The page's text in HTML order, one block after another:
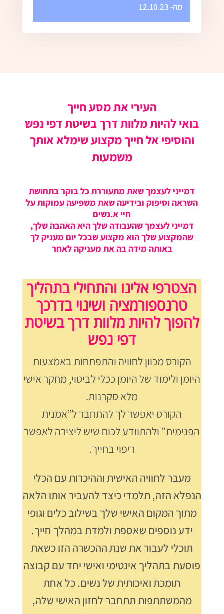
מה- 12.10.23
העירי את מסע חייך
בואי להיות מלוות דרך בשיטת דפי נפש
והוסיפי אל חייך מקצוע שימלא אותך
משמעות
דמייני לעצמך שאת מתעוררת כל בוקר בתחושת
השראה וסיפוק ובידיעה שאת משפיעה עמוקות על
חיי א.נשים
דמייני לעצמך שהעבודה שלך היא האהבה שלך,
שהמקצוע שלך הוא מקצוע שבכל יום מעניק לך
באותה מידה בה את מעניקה לאחר
הצטרפי אלינו והתחילי בתהליך
טרנספורמציה ושינוי בדרכך
להפוך להיות מלוות דרך בשיטת
דפי נפש
הקורסמכוון לחוויה והתפתחות באמצעות
היומן ולימוד של היומן ככלי לביטוי, מחקר אישי
מלא סקרנות.
הקורס יאפשר לך להתחבר ל”אמנית
הפנימית” ולהתוודע לכוח שיש ליצירה לאפשר
ריפוי בחייך.
מעבר לחוויה האישית וההיכרות עם הכלי
הנפלא הזה, תלמדי כיצד להעביר אותו הלאה
מתוך המקום האישי שלך בשילוב כלים וגופי
ידע נוספים שאספת ולמדת במהלך חייך.
תוכלי לעבור את שנת ההכשרה הזו כשאת
פוסעת בתהליך אינטימי ואישי יחד עם קבוצה
תומכת ואיכותית של נשים. כל אחת
מהמשתתפות תתחבר לחזון האישי שלה,